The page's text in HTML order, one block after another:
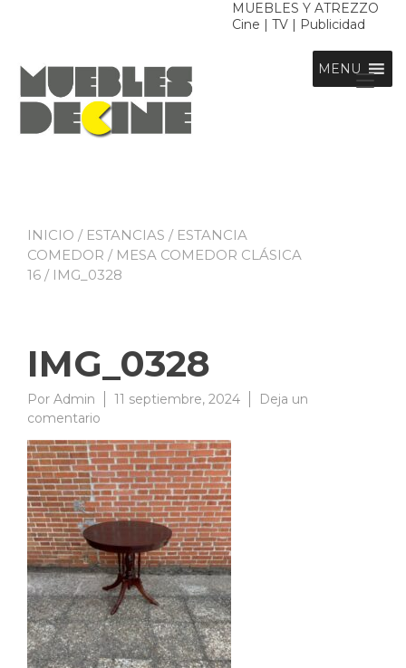
MUEBLES Y ATREZZO
Cine | TV | Publicidad
MENU
INICIO / ESTANCIAS / ESTANCIA
COMEDOR / MESA COMEDOR CLÁSICA
16 / IMG_0328
IMG_0328
Por Admin 11 septiembre, 2024
Deja un
comentario
IMG_0328